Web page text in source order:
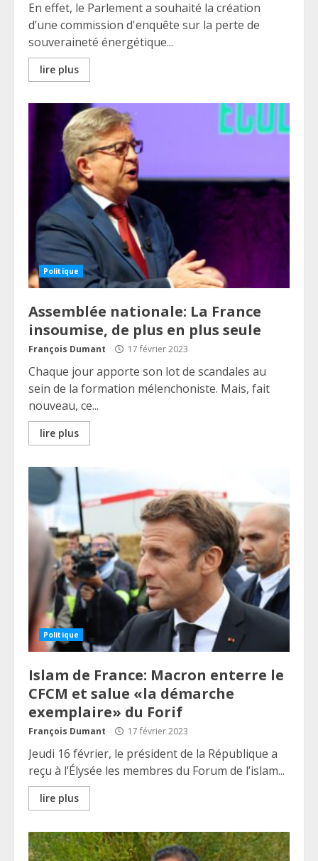
En effet, le Parlement a souhaité la création
d’une commission d'enquête sur la perte de
souveraineté énergétique...
lire plus
Politique
Assemblée nationale: La France
insoumise, de plus en plus seule
François Dumant 17 février 2023
Chaque jour apporte son lot de scandales au
sein de la formation mélenchoniste. Mais, fait
nouveau, ce...
lire plus
Politique
Islam de France: Macron enterre le
CFCM et salue «la démarche
exemplaire» du Forif
François Dumant 17 février 2023
Jeudi 16 février, le président de la République a
reçu à l’Élysée les membres du Forum de l’islam...
lire plus